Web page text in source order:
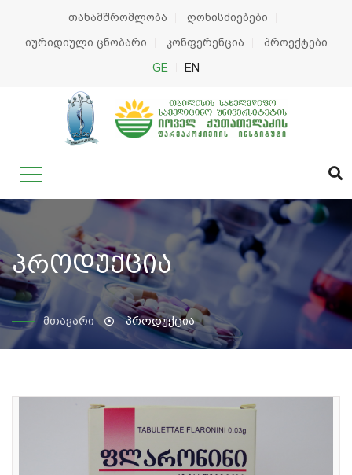
თანამშრომლობა
ღონისძიებები
იურიდიული ცნობარი
კონფერენცია
პროექტები
GE
EN
პროდუქცია
მთავარი პროდუქცია